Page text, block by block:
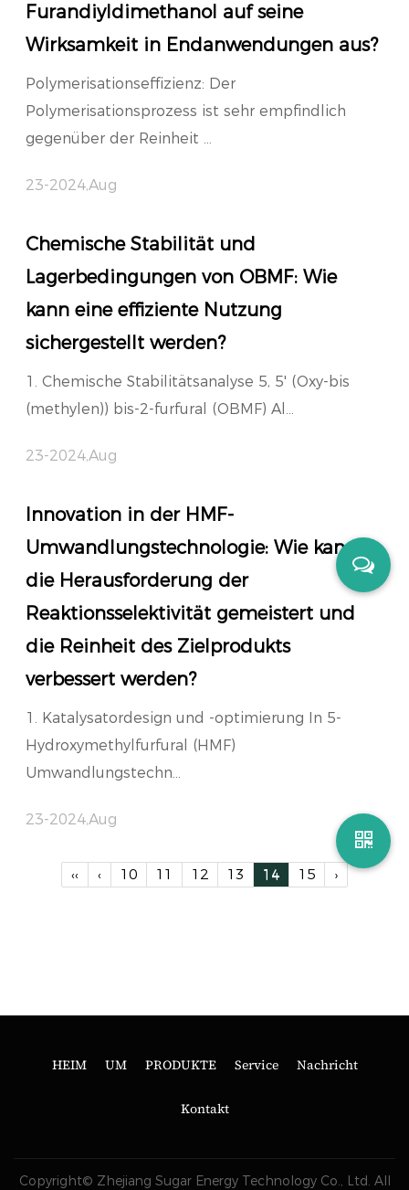
Furandiyldimethanol auf seine
Wirksamkeit in Endanwendungen aus?
Polymerisationseffizienz: Der
Polymerisationsprozess ist sehr empfindlich
gegenüber der Reinheit ...
23-2024,Aug
Chemische Stabilität und
Lagerbedingungen von OBMF: Wie
kann eine effiziente Nutzung
sichergestellt werden?
1. Chemische Stabilitätsanalyse 5, 5' (Oxy-bis
(methylen)) bis-2-furfural (OBMF) Al...
23-2024,Aug
Innovation in der HMF-
Umwandlungstechnologie: Wie kann
die Herausforderung der
Reaktionsselektivität gemeistert und
die Reinheit des Zielprodukts
verbessert werden?
1. Katalysatordesign und -optimierung In 5-
Hydroxymethylfurfural (HMF)
Umwandlungstechn...
23-2024,Aug
‹‹ ‹ 10 11 12 13 14 15 ›
HEIM UM PRODUKTE Service Nachricht
Kontakt
Copyright© Zhejiang Sugar Energy Technology Co., Ltd. All